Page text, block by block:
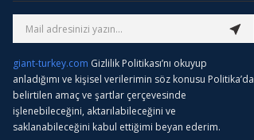
giant-turkey.com Gizlilik Politikası’nı okuyup
anladığımı ve kişisel verilerimin söz konusu Politika’da
belirtilen amaç ve şartlar çerçevesinde
işlenebileceğini, aktarılabileceğini ve
saklanabileceğini kabul ettiğimi beyan ederim.